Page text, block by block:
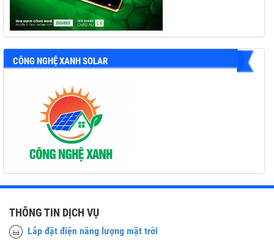
CÔNG NGHỆ XANH SOLAR
THÔNG TIN DỊCH VỤ
Lắp đặt điện năng lượng mặt trời